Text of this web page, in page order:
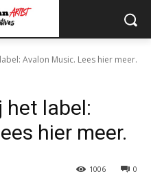
Avalon Music. Lees hier meer.
het label:
hier meer.
0
1006